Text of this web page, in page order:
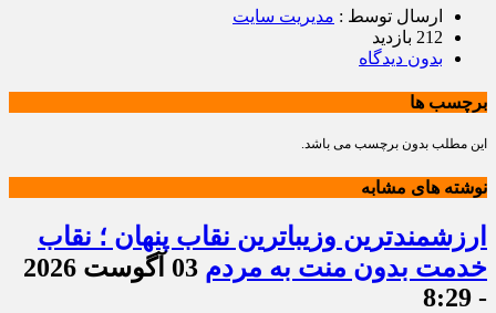
ارسال توسط : مدیریت سایت
212 بازدید
بدون دیدگاه
برچسب ها
این مطلب بدون برچسب می باشد.
نوشته های مشابه
ارزشمندترین وزیباترین نقاب پنهان ؛ نقاب
خدمت بدون منت به مردم
03 آگوست 2026
- 8:29